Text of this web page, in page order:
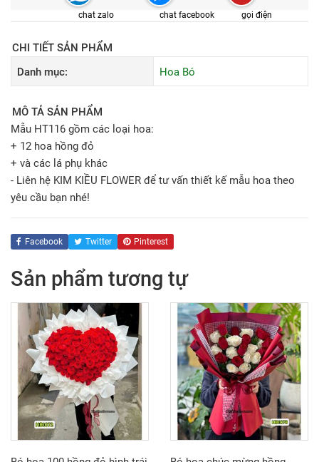
chat zalo chat facebook gọi điện
CHI TIẾT SẢN PHẨM
Danh mục:
Hoa Bó
MÔ TẢ SẢN PHẨM
Mẫu HT116 gồm các loại hoa:
+ 12 hoa hồng đỏ
+ và các lá phụ khác
- Liên hệ KIM KIỀU FLOWER để tư vấn thiết kế mẫu hoa theo
yêu cầu bạn nhé!
Facebook Twitter Pinterest
Sản phẩm tương tự